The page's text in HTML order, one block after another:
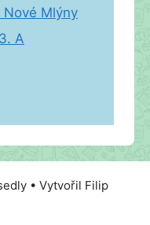
Mlýny
A
• Vytvořil Filip